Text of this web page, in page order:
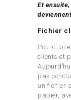
Et
Fichier
Pourquoi
clients et
pas
un fichier
papier,